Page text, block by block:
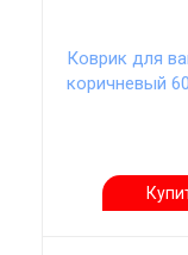
Коврик для
коричневый